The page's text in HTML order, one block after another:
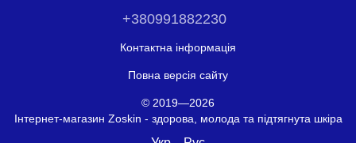
+380991882230
Контактна інформація
Повна версія сайту
© 2019—2026
Інтернет-магазин Zoskin - здорова, молода та підтягнута шкіра